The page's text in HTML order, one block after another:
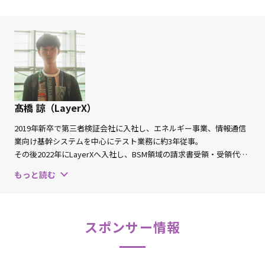
本セッションでは、品質基準を言語化し、AIコーディングアシスタント
に組み込んだ実践をもとに、AIが提案する自動テストと、人間のリスク
ベース思考にもとづくテスト設計・自動化範囲の選定との差分を、給与
計算機能を題材に試してみました。さらに、その差分を分析する過程で
見えてきた、QAエンジニアが自動テスト戦略を組み立てる際に暗黙的
に行っている文脈判断について、分かったことを共有します。
このアプローチを通じて、品質基準の言語化が自動テスト戦略における
暗黙知を可視化するプロセスになり得ること、そしてAIを比較対象とし
て活用することで見えてきた、自動化すべき範囲や優先度に関するQA
エンジニアの判断基準についての気づきを共有します。
髙橋 諒（LayerX）
2019年新卒で第三者検証会社に入社し、エネルギー事業、情報通信
業向け基幹システムを中心にテスト業務に約3年従事。
その後2022年にLayerXへ入社し、BSM領域の請求書受領・受領代行
担当。
もっと読む
スポンサー情報